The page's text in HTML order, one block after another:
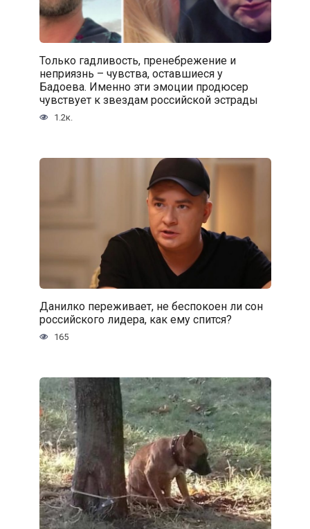
Только гадливость, пренебрежение и
неприязнь – чувства, оставшиеся у
Бадоева. Именно эти эмоции продюсер
чувствует к звездам российской эстрады
1.2к.
Данилко переживает, не беспокоен ли сон
российского лидера, как ему спится?
165